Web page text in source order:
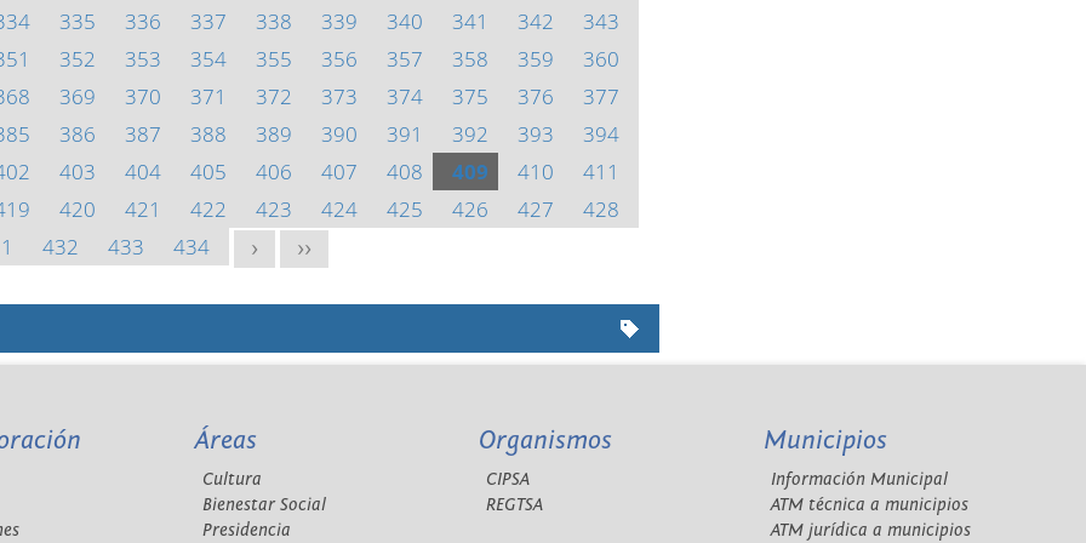
335 336 337 338 339 340 341 342
343
352 353 354 355 356 357 358 359
360
369 370 371 372 373 374 375 376
377
386 387 388 389 390 391 392 393
394
403 404 405 406 407 408 409 410
411
420 421 422 423 424 425 426 427
428
432 433 434 > >>
Áreas
Cultura
Bienestar Social
Presidencia
Organismos
CIPSA
REGTSA
Municipios
Información Municipal
ATM técnica a municipios
ATM jurídica a municipios